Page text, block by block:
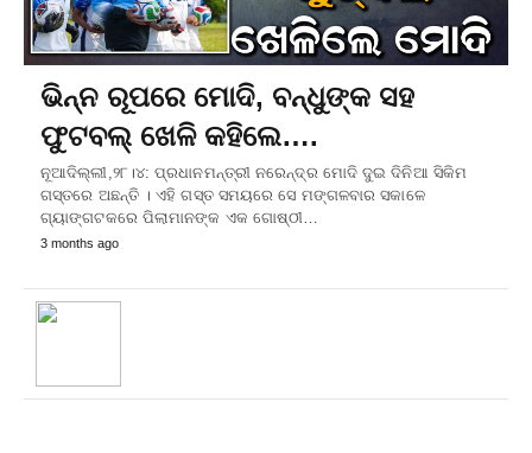
ଭିନ୍ନ ରୂପରେ ମୋଦି, ବନ୍ଧୁଙ୍କ ସହ
ଫୁଟବଲ୍ ଖେଳି କହିଲେ….
ନୂଆଦିଲ୍ଲୀ,୨୮।୪: ପ୍ରଧାନମନ୍ତ୍ରୀ ନରେନ୍ଦ୍ର ମୋଦି ଦୁଇ ଦିନିଆ ସିକିମ
ଗସ୍ତରେ ଅଛନ୍ତି । ଏହି ଗସ୍ତ ସମୟରେ ସେ ମଙ୍ଗଳବାର ସକାଳେ
ଗ୍ୟାଙ୍ଗଟକରେ ପିଲାମାନଙ୍କ ଏକ ଗୋଷ୍ଠୀ…
3 months ago